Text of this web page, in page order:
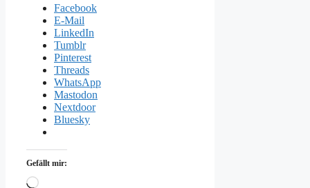
Facebook
E-Mail
LinkedIn
Tumblr
Pinterest
Threads
WhatsApp
Mastodon
Nextdoor
Bluesky
Gefällt mir:
Wird